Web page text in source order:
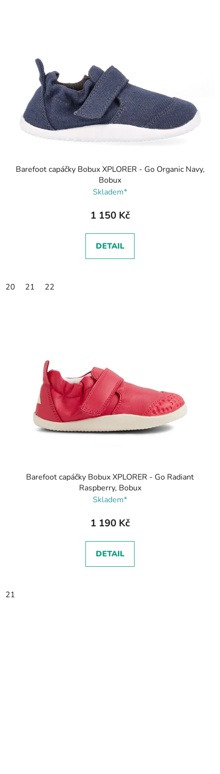
Barefoot capáčky Bobux XPLORER - Go Organic Navy,
Bobux
Skladem*
1 150 Kč
DETAIL
20 21 22
Barefoot capáčky Bobux XPLORER - Go Radiant
Raspberry, Bobux
Skladem*
1 190 Kč
DETAIL
21